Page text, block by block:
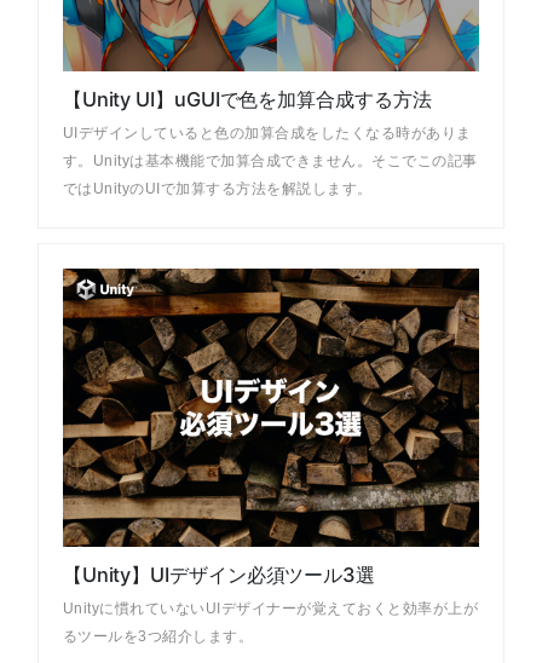
【Unity UI】uGUIで色を加算合成する方法
UIデザインしていると色の加算合成をしたくなる時がありま
す。Unityは基本機能で加算合成できません。そこでこの記事
ではUnityのUIで加算する方法を解説します。
【Unity】UIデザイン必須ツール3選
Unityに慣れていないUIデザイナーが覚えておくと効率が上が
るツールを3つ紹介します。